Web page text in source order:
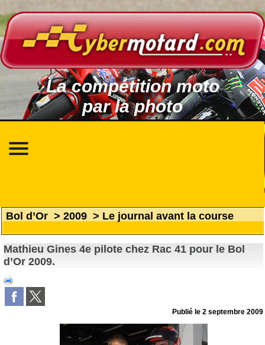
La compétition moto
par la photo
Bol d’Or > 2009 > Le journal avant la course
Mathieu Gines 4e pilote chez Rac 41 pour le Bol
d’Or 2009.
Publié le2 septembre 2009